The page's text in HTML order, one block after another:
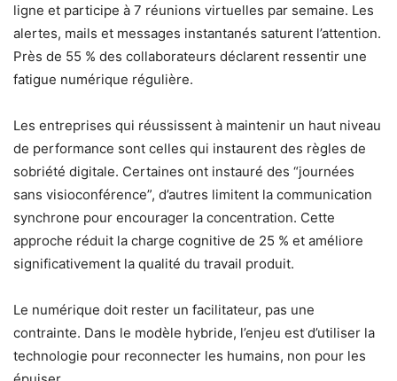
ligne et participe à 7 réunions virtuelles par semaine. Les
alertes, mails et messages instantanés saturent l’attention.
Près de 55 % des collaborateurs déclarent ressentir une
fatigue numérique régulière.
Les entreprises qui réussissent à maintenir un haut niveau
de performance sont celles qui instaurent des règles de
sobriété digitale. Certaines ont instauré des “journées
sans visioconférence”, d’autres limitent la communication
synchrone pour encourager la concentration. Cette
approche réduit la charge cognitive de 25 % et améliore
significativement la qualité du travail produit.
Le numérique doit rester un facilitateur, pas une
contrainte. Dans le modèle hybride, l’enjeu est d’utiliser la
technologie pour reconnecter les humains, non pour les